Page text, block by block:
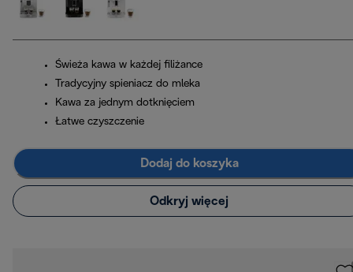
Świeża kawa w każdej filiżance
Tradycyjny spieniacz do mleka
Kawa za jednym dotknięciem
Łatwe czyszczenie
Dodaj do koszyka
Odkryj więcej